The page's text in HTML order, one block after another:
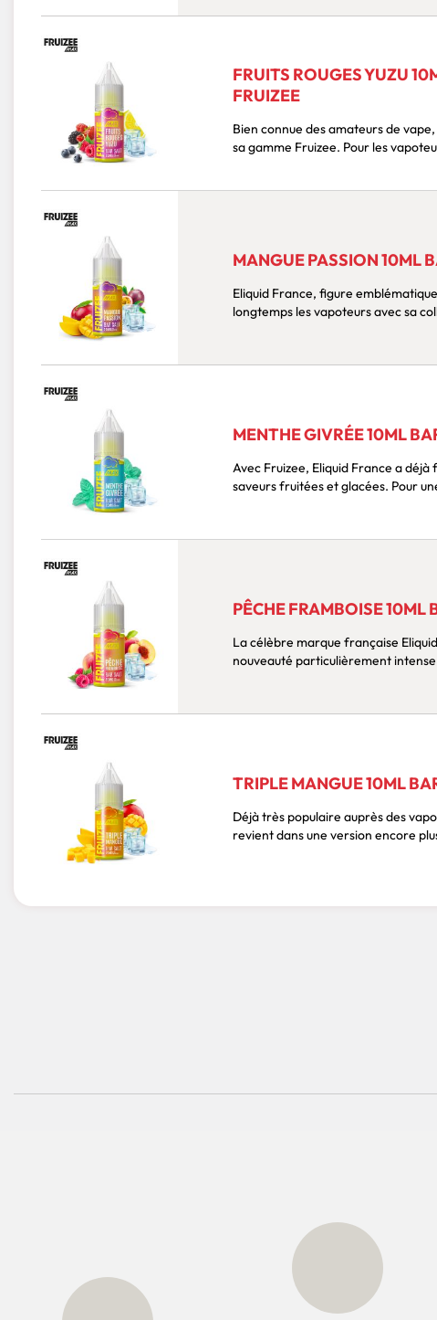
FRUITS ROUGES YUZU
FRUIZEE
Bien connue des amateurs de
sa gamme Fruizee. Pour les
MANGUE PASSION 10ML
Eliquid France, figure
longtemps les vapoteurs avec sa
MENTHE GIVRÉE 10ML
Avec Fruizee, Eliquid France a
saveurs fruitées et glacées. Pour
PÊCHE FRAMBOISE 10ML
La célèbre marque française
nouveauté particulièrement
TRIPLE MANGUE 10ML
Déjà très populaire auprès des
revient dans une version encore